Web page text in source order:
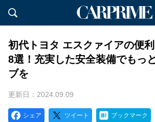
初代トヨタ エスクァイアの便
8選！充実した安全装備でもっ
ブを
更新日：2024.09.09
シェア ツイート ブックマーク